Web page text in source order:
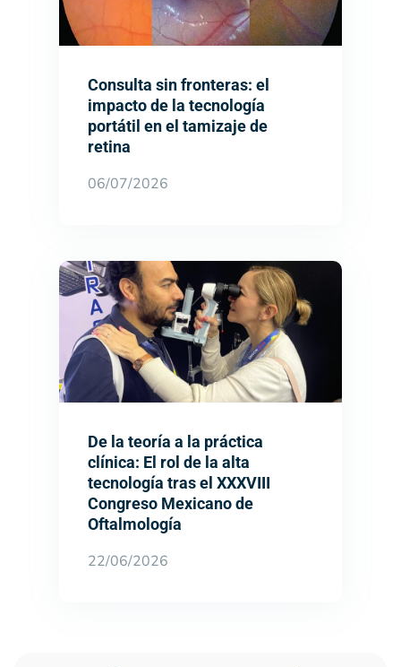
Consulta sin fronteras: el
impacto de la tecnología
portátil en el tamizaje de
retina
06/07/2026
De la teoría a la práctica
clínica: El rol de la alta
tecnología tras el XXXVIII
Congreso Mexicano de
Oftalmología
22/06/2026